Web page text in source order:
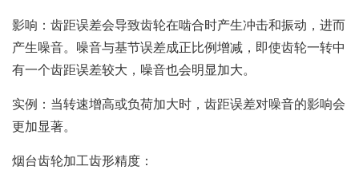
影响：齿距误差会导致齿轮在啮合时产生冲击和振动，进而
产生噪音。噪音与基节误差成正比例增减，即使齿轮一转中
有一个齿距误差较大，噪音也会明显加大。
实例：当转速增高或负荷加大时，齿距误差对噪音的影响会
更加显著。
烟台齿轮加工齿形精度：